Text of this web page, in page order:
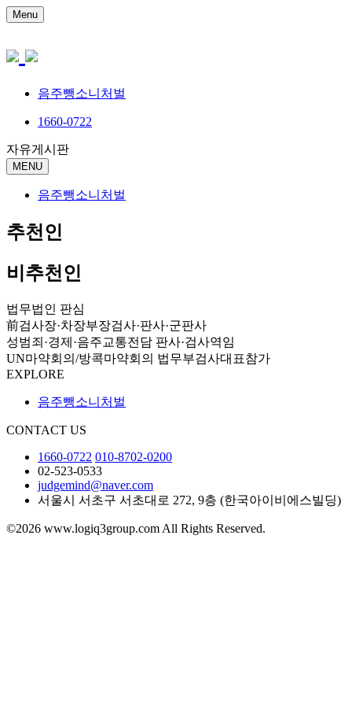
Menu
음주뺑소니처벌
1660-0722
자유게시판
MENU
음주뺑소니처벌
추천인
비추천인
법무법인 판심
前검사장·차장부장검사·판사·군판사
성범죄·경제·음주교통전담 판사·검사역임
UN마약회의/방콕마약회의 법무부검사대표참가
EXPLORE
음주뺑소니처벌
CONTACT US
1660-0722 010-8702-0200
02-523-0533
judgemind@naver.com
서울시 서초구 서초대로 272, 9층 (한국아이비에스빌딩)
©2026 www.logiq3group.com All Rights Reserved.